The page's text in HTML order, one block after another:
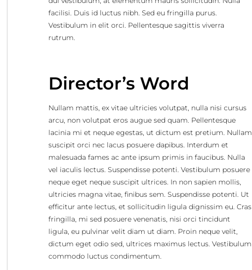
facilisi. Duis id luctus nibh. Sed eu fringilla purus.
Vestibulum in elit orci. Pellentesque sagittis viverra
rutrum.
Director’s Word
Nullam mattis, ex vitae ultricies volutpat, nulla nisi cursus
arcu, non volutpat eros augue sed quam. Pellentesque
lacinia mi et neque egestas, ut dictum est pretium. Nullam
suscipit orci nec lacus posuere dapibus. Interdum et
malesuada fames ac ante ipsum primis in faucibus. Nulla
vel iaculis lectus. Suspendisse potenti. Vestibulum posuere
neque eget neque suscipit ultrices. In non sapien mollis,
ultricies magna vitae, finibus sem. Suspendisse potenti. Ut
efficitur ante lectus, et sollicitudin ligula dignissim eu. Cras
fringilla, mi sed posuere venenatis, nisi orci tincidunt
ligula, eu pulvinar velit diam ut diam. Proin neque velit,
dictum eget odio sed, ultrices maximus lectus. Vestibulum
commodo luctus condimentum.